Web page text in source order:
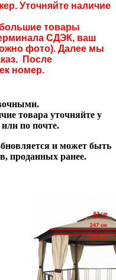
Уточняйте наличие
товары
СДЭК, ваш
фото). Далее мы
После
номер.
товара уточняйте у
по почте.
и может быть
проданных ранее.